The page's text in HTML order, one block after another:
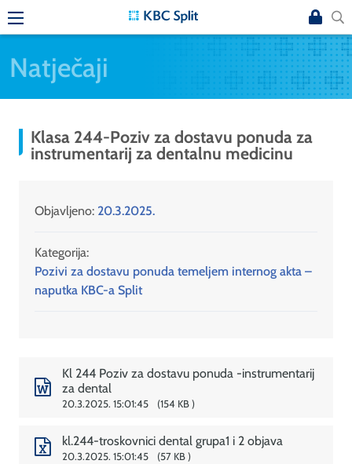
Natječaji
Klasa 244-Poziv za dostavu ponuda za
instrumentarij za dentalnu medicinu
Objavljeno: 20.3.2025.
Kategorija:
Pozivi za dostavu ponuda temeljem internog akta –
naputka KBC-a Split
Kl 244 Poziv za dostavu ponuda -instrumentarij
za dental
20.3.2025. 15:01:45 154 KB
kl.244-troskovnici dental grupa1 i 2 objava
20.3.2025. 15:01:45 57 KB